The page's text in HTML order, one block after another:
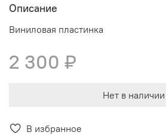
В избранное
Описание
Виниловая пластинка
2 300 ₽
Нет в наличии